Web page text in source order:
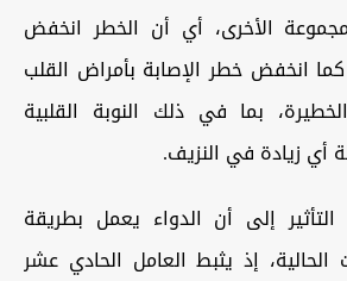
من المجموعة الأخرى، أي أن الخطر انخفض
بنسبة 26%، كما انخفض خطر الإصابة بأمراض القلب
بما في ذلك النوبة القلبية
أي زيادة في النزيف.
إلى أن الدواء يعمل بطريقة
الحالية، إذ يثبط العامل الحادي عشر